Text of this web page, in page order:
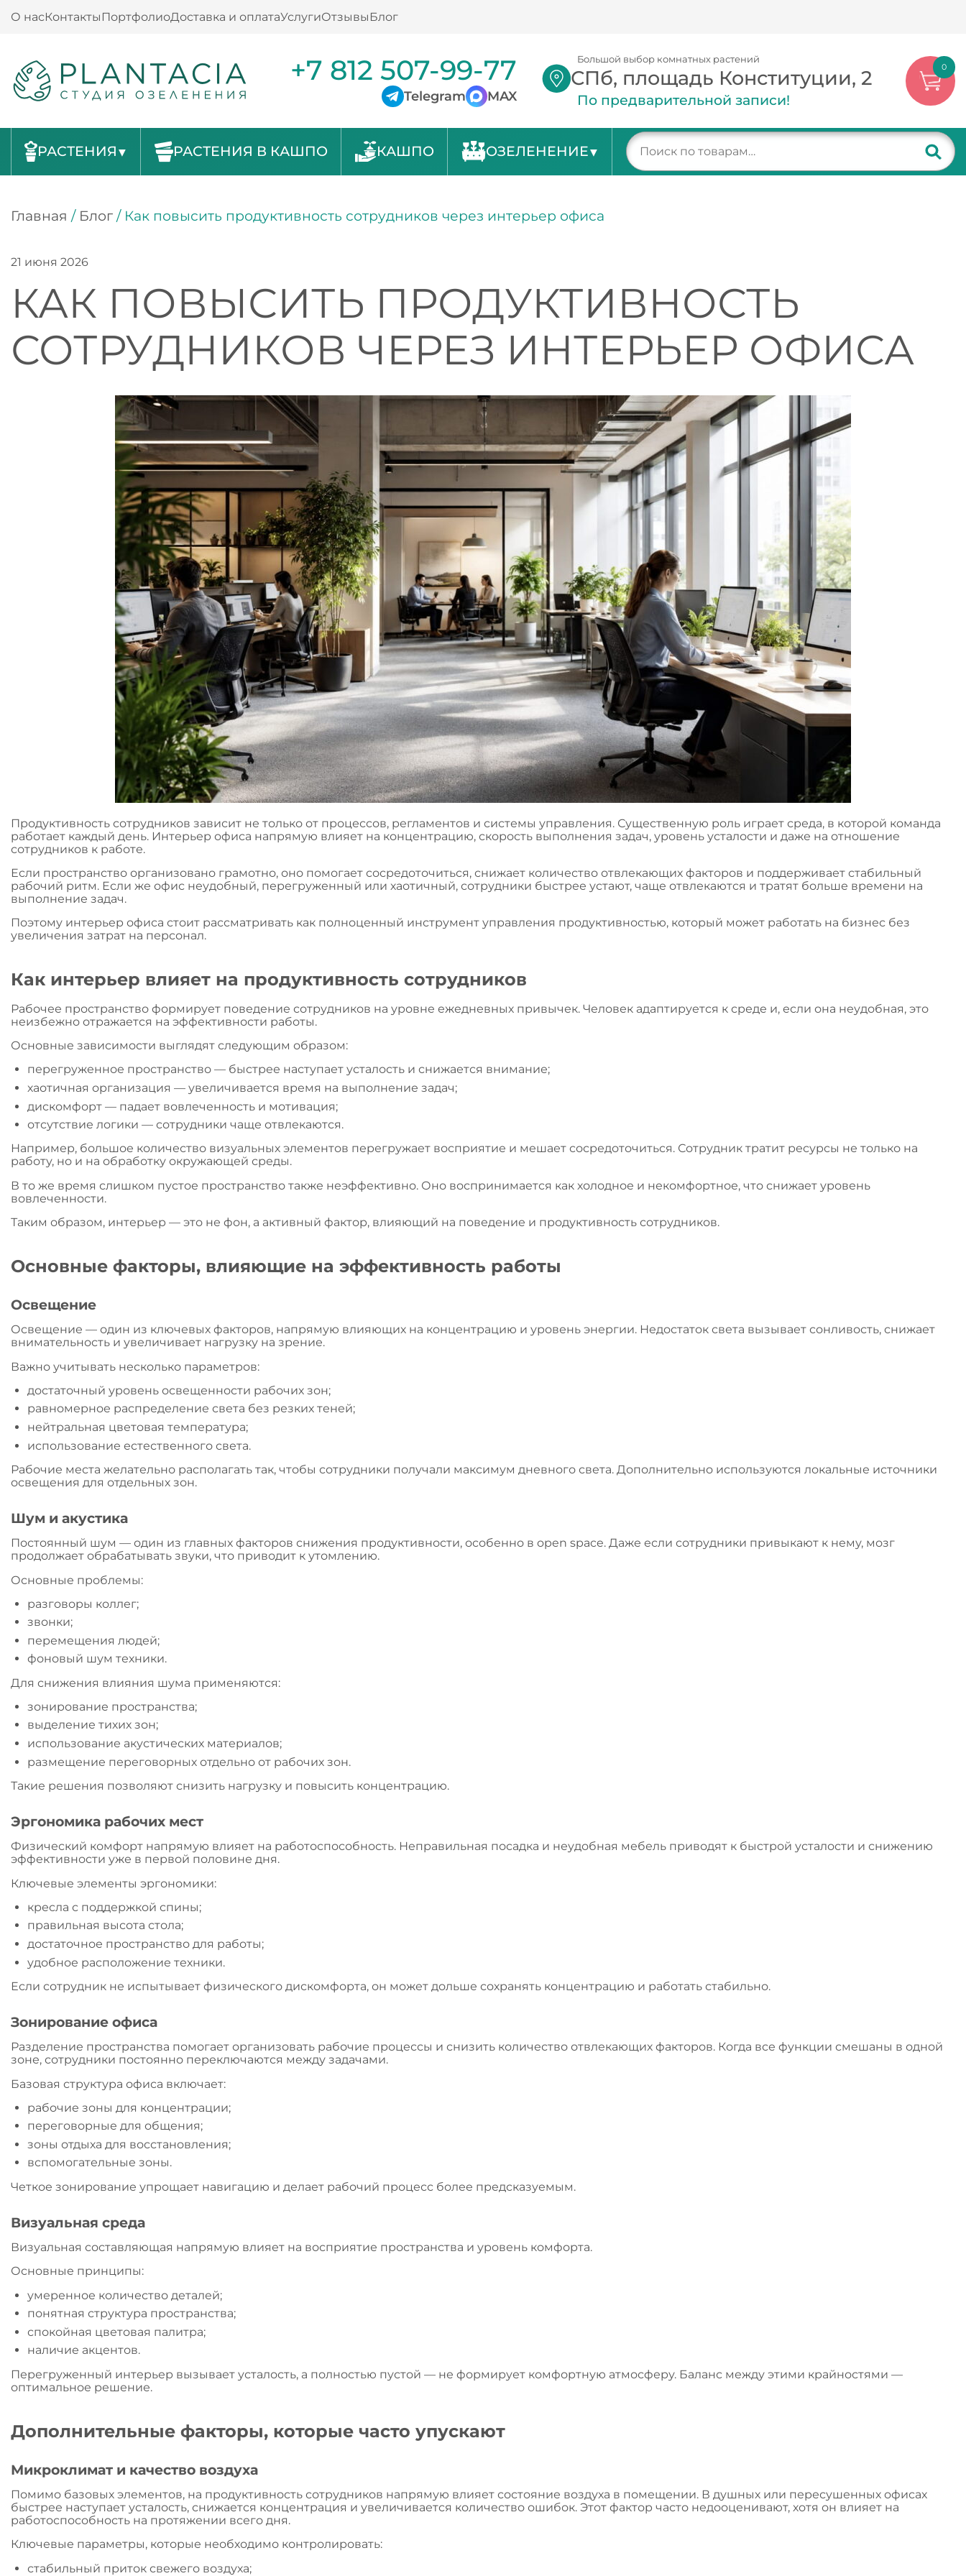
О насКонтакты ПортфолиоДоставка и оплатаУслугиОтзывы Блог
+7 812 507-99-77
Telegram MAX
Большой выбор комнатных растений
СПб, площадь Конституции, 2
По предварительной записи!
0
РАСТЕНИЯ РАСТЕНИЯ В КАШПО КАШПО ОЗЕЛЕНЕНИЕ
Главная / Блог / Как повысить продуктивность сотрудников через интерьер офиса
21 июня 2026
КАК ПОВЫСИТЬ ПРОДУКТИВНОСТЬ
СОТРУДНИКОВ ЧЕРЕЗ ИНТЕРЬЕР ОФИСА
Продуктивность сотрудников зависит не только от процессов, регламентов и системы управления. Существенную роль играет среда, в которой команда
работает каждый день. Интерьер офиса напрямую влияет на концентрацию, скорость выполнения задач, уровень усталости и даже на отношение
сотрудников к работе.
Если пространство организовано грамотно, оно помогает сосредоточиться, снижает количество отвлекающих факторов и поддерживает стабильный
рабочий ритм. Если же офис неудобный, перегруженный или хаотичный, сотрудники быстрее устают, чаще отвлекаются и тратят больше времени на
выполнение задач.
Поэтому интерьер офиса стоит рассматривать как полноценный инструмент управления продуктивностью, который может работать на бизнес без
увеличения затрат на персонал.
Как интерьер влияет на продуктивность сотрудников
Рабочее пространство формирует поведение сотрудников на уровне ежедневных привычек. Человек адаптируется к среде и, если она неудобная, это
неизбежно отражается на эффективности работы.
Основные зависимости выглядят следующим образом:
перегруженное пространство — быстрее наступает усталость и снижается внимание;
хаотичная организация — увеличивается время на выполнение задач;
дискомфорт — падает вовлеченность и мотивация;
отсутствие логики — сотрудники чаще отвлекаются.
Например, большое количество визуальных элементов перегружает восприятие и мешает сосредоточиться. Сотрудник тратит ресурсы не только на
работу, но и на обработку окружающей среды.
В то же время слишком пустое пространство также неэффективно. Оно воспринимается как холодное и некомфортное, что снижает уровень
вовлеченности.
Таким образом, интерьер — это не фон, а активный фактор, влияющий на поведение и продуктивность сотрудников.
Основные факторы, влияющие на эффективность работы
Освещение
Освещение — один из ключевых факторов, напрямую влияющих на концентрацию и уровень энергии. Недостаток света вызывает сонливость, снижает
внимательность и увеличивает нагрузку на зрение.
Важно учитывать несколько параметров:
достаточный уровень освещенности рабочих зон;
равномерное распределение света без резких теней;
нейтральная цветовая температура;
использование естественного света.
Рабочие места желательно располагать так, чтобы сотрудники получали максимум дневного света. Дополнительно используются локальные источники
освещения для отдельных зон.
Шум и акустика
Постоянный шум — один из главных факторов снижения продуктивности, особенно в open space. Даже если сотрудники привыкают к нему, мозг
продолжает обрабатывать звуки, что приводит к утомлению.
Основные проблемы:
разговоры коллег;
звонки;
перемещения людей;
фоновый шум техники.
Для снижения влияния шума применяются:
зонирование пространства;
выделение тихих зон;
использование акустических материалов;
размещение переговорных отдельно от рабочих зон.
Такие решения позволяют снизить нагрузку и повысить концентрацию.
Эргономика рабочих мест
Физический комфорт напрямую влияет на работоспособность. Неправильная посадка и неудобная мебель приводят к быстрой усталости и снижению
эффективности уже в первой половине дня.
Ключевые элементы эргономики:
кресла с поддержкой спины;
правильная высота стола;
достаточное пространство для работы;
удобное расположение техники.
Если сотрудник не испытывает физического дискомфорта, он может дольше сохранять концентрацию и работать стабильно.
Зонирование офиса
Разделение пространства помогает организовать рабочие процессы и снизить количество отвлекающих факторов. Когда все функции смешаны в одной
зоне, сотрудники постоянно переключаются между задачами.
Базовая структура офиса включает:
рабочие зоны для концентрации;
переговорные для общения;
зоны отдыха для восстановления;
вспомогательные зоны.
Четкое зонирование упрощает навигацию и делает рабочий процесс более предсказуемым.
Визуальная среда
Визуальная составляющая напрямую влияет на восприятие пространства и уровень комфорта.
Основные принципы:
умеренное количество деталей;
понятная структура пространства;
спокойная цветовая палитра;
наличие акцентов.
Перегруженный интерьер вызывает усталость, а полностью пустой — не формирует комфортную атмосферу. Баланс между этими крайностями —
оптимальное решение.
Дополнительные факторы, которые часто упускают
Микроклимат и качество воздуха
Помимо базовых элементов, на продуктивность сотрудников напрямую влияет состояние воздуха в помещении. В душных или пересушенных офисах
быстрее наступает усталость, снижается концентрация и увеличивается количество ошибок. Этот фактор часто недооценивают, хотя он влияет на
работоспособность на протяжении всего дня.
Ключевые параметры, которые необходимо контролировать:
стабильный приток свежего воздуха;